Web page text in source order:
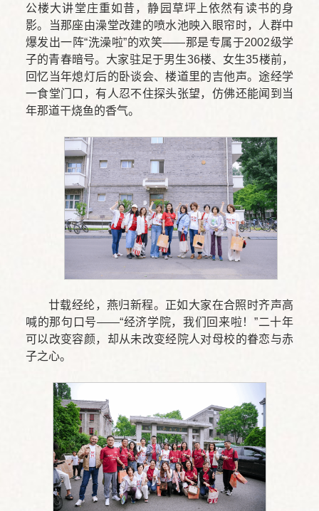
公楼大讲堂庄重如昔，静园草坪上依然有读书的身
影。当那座由澡堂改建的喷水池映入眼帘时，人群中
爆发出一阵“洗澡啦”的欢笑——那是专属于2002级学
子的青春暗号。大家驻足于男生36楼、女生35楼前，
回忆当年熄灯后的卧谈会、楼道里的吉他声。途经学
一食堂门口，有人忍不住探头张望，仿佛还能闻到当
年那道干烧鱼的香气。
廿载经纶，燕归新程。正如大家在合照时齐声高
喊的那句口号——“经济学院，我们回来啦！”二十年
可以改变容颜，却从未改变经院人对母校的眷恋与赤
子之心。